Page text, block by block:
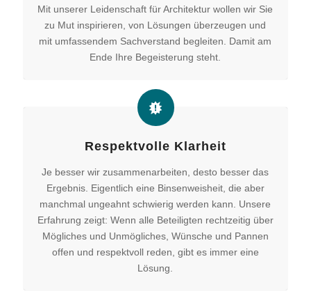
Mit unserer Leidenschaft für Architektur wollen wir Sie
zu Mut inspirieren, von Lösungen überzeugen und
mit umfassendem Sachverstand begleiten. Damit am
Ende Ihre Begeisterung steht.
Respektvolle Klarheit
Je besser wir zusammenarbeiten, desto besser das
Ergebnis. Eigentlich eine Binsenweisheit, die aber
manchmal ungeahnt schwierig werden kann. Unsere
Erfahrung zeigt: Wenn alle Beteiligten rechtzeitig über
Mögliches und Unmögliches, Wünsche und Pannen
offen und respektvoll reden, gibt es immer eine
Lösung.